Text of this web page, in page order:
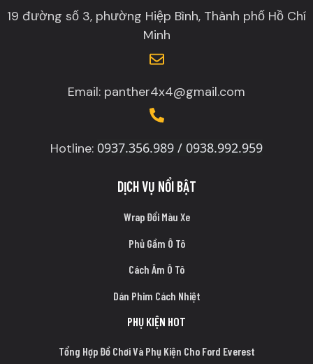
19 đường số 3, phường Hiệp Bình, Thành phố Hồ Chí
Minh
Email: panther4x4@gmail.com
Hotline: 0937.356.989 / 0938.992.959
DỊCH VỤ NỔI BẬT
Wrap Đổi Màu Xe
Phủ Gầm Ô Tô
Cách Âm Ô Tô
Dán Phim Cách Nhiệt
PHỤ KIỆN HOT
Tổng Hợp Đồ Chơi Và Phụ Kiện Cho Ford Everest